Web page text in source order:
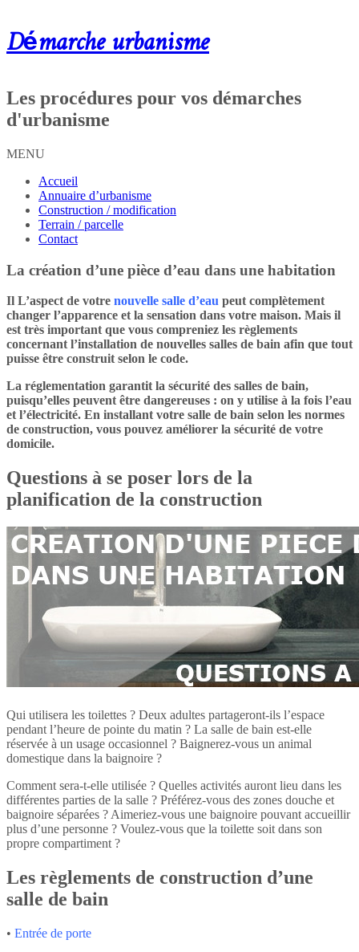
Démarche urbanisme
Les procédures pour vos démarches
d'urbanisme
MENU
Accueil
Annuaire d’urbanisme
Construction / modification
Terrain / parcelle
Contact
La création d’une pièce d’eau dans une habitation
Il L’aspect de votre nouvelle salle d’eau peut complètement
changer l’apparence et la sensation dans votre maison. Mais il
est très important que vous compreniez les règlements
concernant l’installation de nouvelles salles de bain afin que tout
puisse être construit selon le code.
La réglementation garantit la sécurité des salles de bain,
puisqu’elles peuvent être dangereuses : on y utilise à la fois l’eau
et l’électricité. En installant votre salle de bain selon les normes
de construction, vous pouvez améliorer la sécurité de votre
domicile.
Questions à se poser lors de la
planification de la construction
Qui utilisera les toilettes ? Deux adultes partageront-ils l’espace
pendant l’heure de pointe du matin ? La salle de bain est-elle
réservée à un usage occasionnel ? Baignerez-vous un animal
domestique dans la baignoire ?
Comment sera-t-elle utilisée ? Quelles activités auront lieu dans les
différentes parties de la salle ? Préférez-vous des zones douche et
baignoire séparées ? Aimeriez-vous une baignoire pouvant accueillir
plus d’une personne ? Voulez-vous que la toilette soit dans son
propre compartiment ?
Les règlements de construction d’une
salle de bain
• Entrée de porte